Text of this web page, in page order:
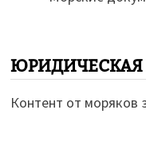
Контент от моряков